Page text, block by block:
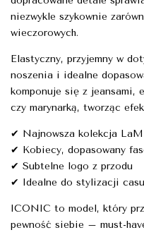
niezwykle szykownie
wieczorowych.
Elastyczny, przyjemny w
noszenia i idealne
komponuje się z jeansami,
czy marynarką, tworząc
✔ Najnowsza kolekcja
✔ Kobiecy, dopasowany
✔ Subtelne logo z przodu
✔ Idealne do stylizacji
ICONIC to model, który
pewność siebie – must-